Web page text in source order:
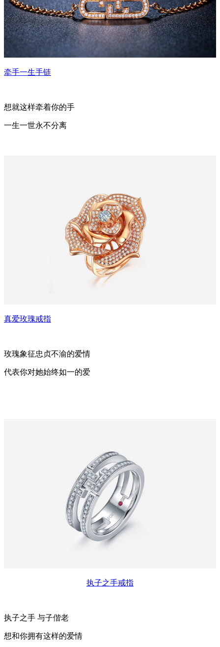
牵手一生手链
想就这样牵着你的手
一生一世永不分离
真爱玫瑰戒指
玫瑰象征忠贞不渝的爱情
代表你对她始终如一的爱
执子之手戒指
执子之手 与子偕老
想和你拥有这样的爱情